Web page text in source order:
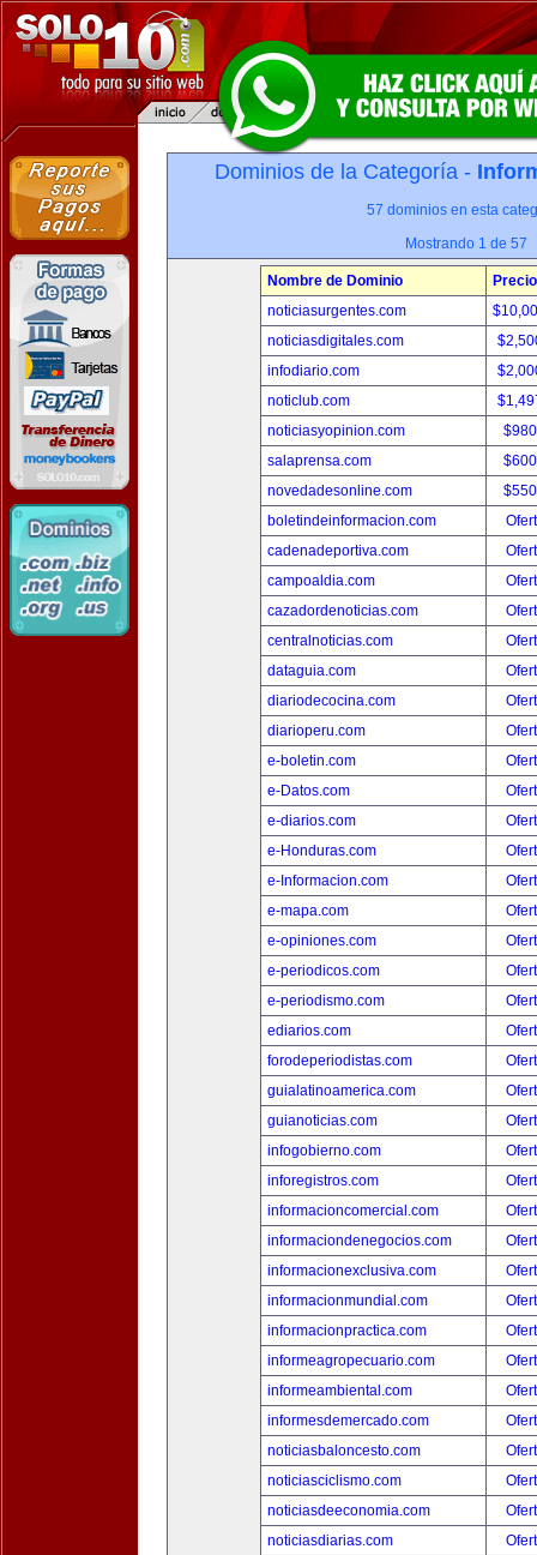
Dominios de la Categoría -
57 dominios en esta
Mostrando 1 de 57
Nombre de Dominio
Precio
noticiasurgentes.com
noticiasdigitales.com
infodiario.com
noticlub.com
noticiasyopinion.com
salaprensa.com
novedadesonline.com
boletindeinformacion.com
cadenadeportiva.com
campoaldia.com
cazadordenoticias.com
centralnoticias.com
dataguia.com
diariodecocina.com
diarioperu.com
e-boletin.com
e-Datos.com
e-diarios.com
e-Honduras.com
e-Informacion.com
e-mapa.com
e-opiniones.com
e-periodicos.com
e-periodismo.com
ediarios.com
forodeperiodistas.com
guialatinoamerica.com
guianoticias.com
infogobierno.com
inforegistros.com
informacioncomercial.com
informaciondenegocios.com
informacionexclusiva.com
informacionmundial.com
informacionpractica.com
informeagropecuario.com
informeambiental.com
informesdemercado.com
noticiasbaloncesto.com
noticiasciclismo.com
noticiasdeeconomia.com
noticiasdiarias.com